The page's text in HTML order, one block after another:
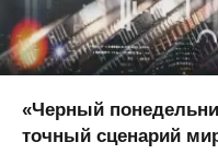
«Черный
точный сценарий